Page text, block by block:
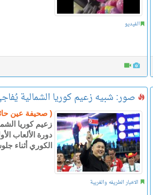
الفيديو
صور: شبيه زعيم كوريا الشمالية
( صحيفة عين
زعيم كوريا
الكوري أثناء
الاخبار الطريفه والغريبة